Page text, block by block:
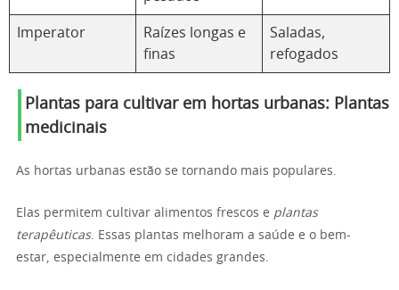
Imperator
Raízes longas e
finas
Saladas,
refogados
Plantas para cultivar em hortas urbanas: Plantas
medicinais
As hortas urbanas estão se tornando mais populares.
Elas permitem cultivar alimentos frescos e plantas
terapêuticas. Essas plantas melhoram a saúde e o bem-
estar, especialmente em cidades grandes.